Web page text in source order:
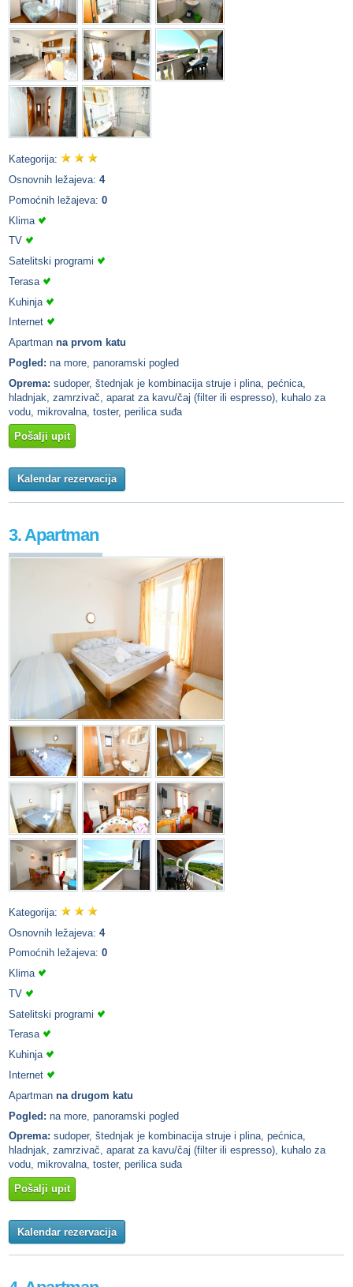
Kategorija:
Osnovnih ležajeva: 4
Pomoćnih ležajeva: 0
Klima
TV
Satelitski programi
Terasa
Kuhinja
Internet
Apartman na prvom katu
Pogled: na more, panoramski pogled
Oprema: sudoper, štednjak je kombinacija struje i plina, pećnica,
hladnjak, zamrzivač, aparat za kavu/čaj (filter ili espresso), kuhalo za
vodu, mikrovalna, toster, perilica suđa
Pošalji upit
Kalendar rezervacija
3. Apartman
Kategorija:
Osnovnih ležajeva: 4
Pomoćnih ležajeva: 0
Klima
TV
Satelitski programi
Terasa
Kuhinja
Internet
Apartman na drugom katu
Pogled: na more, panoramski pogled
Oprema: sudoper, štednjak je kombinacija struje i plina, pećnica,
hladnjak, zamrzivač, aparat za kavu/čaj (filter ili espresso), kuhalo za
vodu, mikrovalna, toster, perilica suđa
Pošalji upit
Kalendar rezervacija